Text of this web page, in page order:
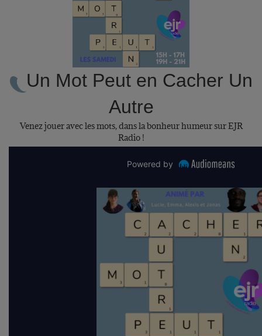
Un Mot Peut en Cacher Un
Autre
Venez jouer avec les mots, dans la bonheur humeur sur EJR
Radio !